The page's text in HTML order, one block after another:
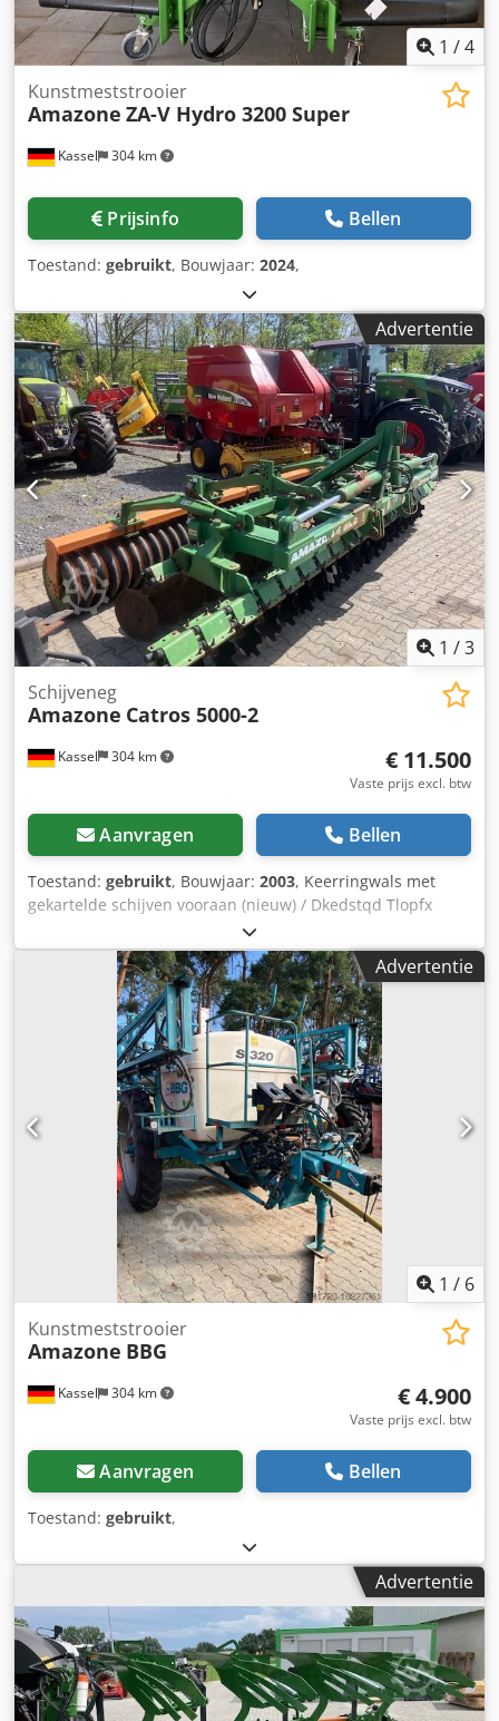
1 /4
Kassel 304 km
Kunstmeststrooier
Amazone ZA-V Hydro 3200 Super
Prijsinfo Bellen
Toestand: gebruikt, Bouwjaar: 2024,
Advertentie
1 /3
Kassel 304 km
Schijveneg
Amazone Catros 5000-2
€ 11.500
Vaste prijs excl. btw
Aanvragen Bellen
Toestand: gebruikt, Bouwjaar: 2003, Keerringwals met
gekartelde schijven vooraan (nieuw) / Dkedstqd Tlopfx
Advertentie
1 / 6
Kassel 304 km
Kunstmeststrooier
Amazone BBG
€ 4.900
Vaste prijs excl. btw
Aanvragen Bellen
Toestand: gebruikt,
Advertentie